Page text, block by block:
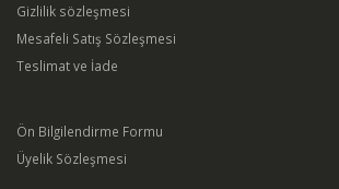
Gizlilik sözleşmesi
Mesafeli Satış Sözleşmesi
Teslimat ve İade
Ön Bilgilendirme Formu
Üyelik Sözleşmesi